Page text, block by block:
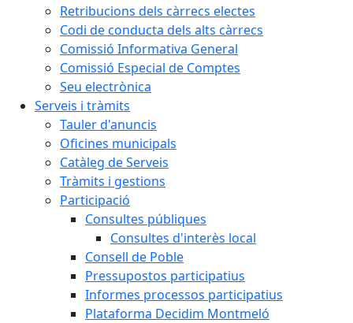
Retribucions dels càrrecs electes
Codi de conducta dels alts càrrecs
Comissió Informativa General
Comissió Especial de Comptes
Seu electrònica
Serveis i tràmits
Tauler d'anuncis
Oficines municipals
Catàleg de Serveis
Tràmits i gestions
Participació
Consultes públiques
Consultes d'interès local
Consell de Poble
Pressupostos participatius
Informes processos participatius
Plataforma Decidim Montmeló